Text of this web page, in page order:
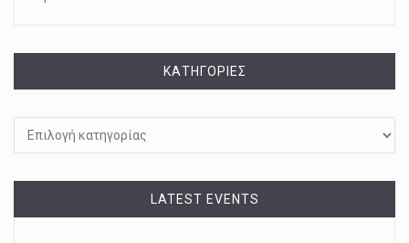
KΑΤΗΓΟΡΊΕΣ
LATEST EVENTS